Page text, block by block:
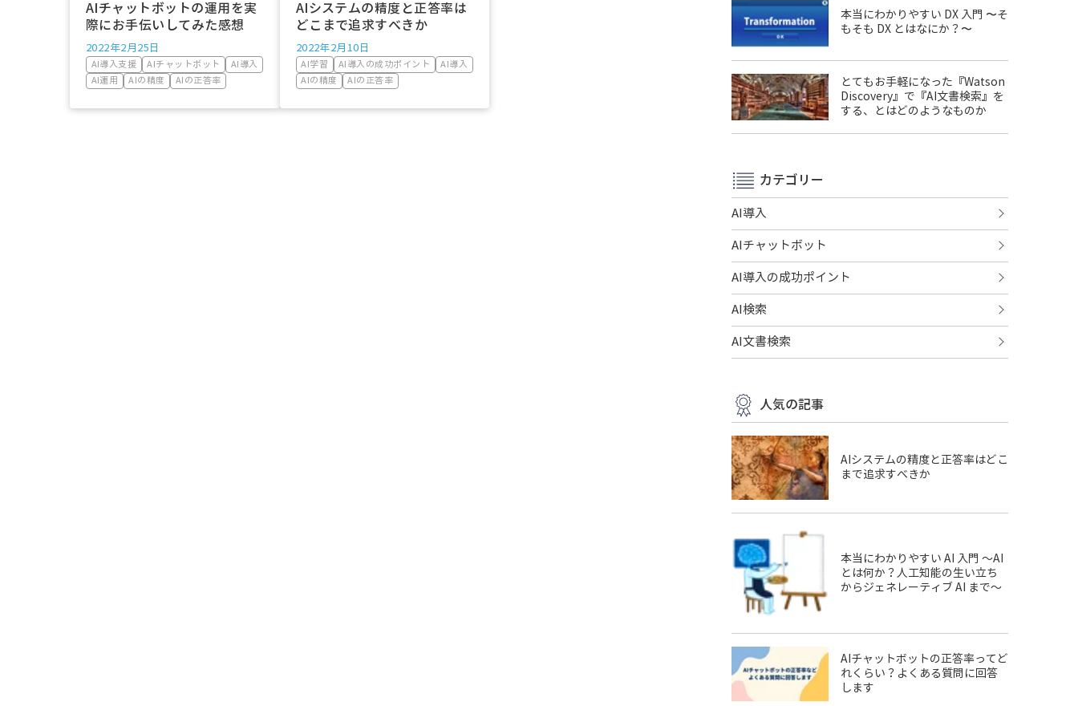
AIチャットボットの運用を実
際にお手伝いしてみた感想
2022年2月25日
AI導入支援 AIチャットボット
AI導入
AI運用
AIの精度 AIの正答率
AIシステムの精度と正答率は
どこまで追求すべきか
2022年2月10日
AI学習 AI導入の成功ポイント
AI導入
AIの精度
AIの正答率
本当にわかりやすい DX 入門 〜そ
もそも DX とはなにか？〜
とてもお手軽になった『Watson
Discovery』で『AI文書検索』を
する、とはどのようなものか
カテゴリー
AI導入
AIチャットボット
AI導入の成功ポイント
AI検索
AI文書検索
人気の記事
AIシステムの精度と正答率はどこ
まで追求すべきか
本当にわかりやすい AI 入門 ～AI
とは何か？人工知能の生い立ち
からジェネレーティブ AI まで～
AIチャットボットの正答率ってど
れくらい？よくある質問に回答
します